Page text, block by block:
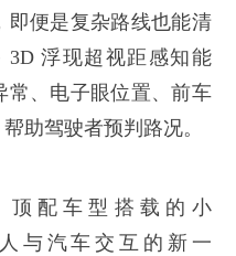
即便是复杂路线也能清
浮现超视距感知能
常、电子眼位置、前车
助驾驶者预判路况。
顶配车型搭载的小
与汽车交互的新一